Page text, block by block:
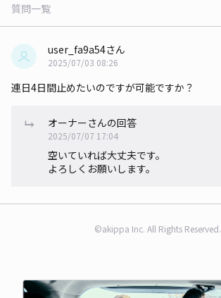
質問一覧
user_fa9a54さん
2025/07/03 08:26
連日4日間止めたいのですが可能ですか？
オーナーさんの回答
2025/07/07 17:04
空いていれば大丈夫です。
よろしくお願いします。
©akippa Inc. All Rights Reserved.